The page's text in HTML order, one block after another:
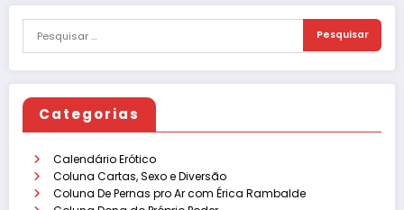
Categorias
Calendário Erótico
Coluna Cartas, Sexo e Diversão
Coluna De Pernas pro Ar com Érica Rambalde